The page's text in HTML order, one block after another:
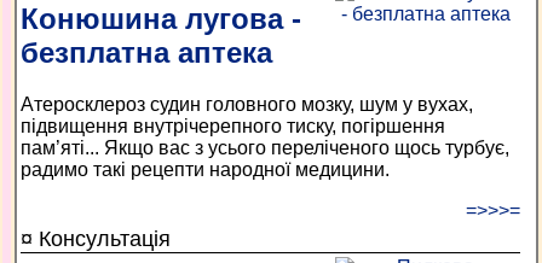
Конюшина лугова -
безплатна аптека
Атеросклероз судин головного мозку, шум у вухах,
підвищення внутрічерепного тиску, погіршення
пам’яті... Якщо вас з усього переліченого щось турбує,
радимо такі рецепти народної медицини.
=>>>=
¤ Консультація